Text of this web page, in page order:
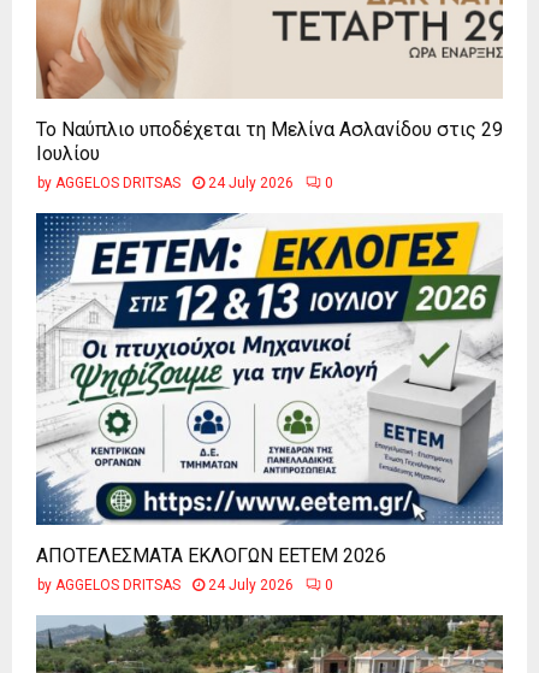
Το Ναύπλιο υποδέχεται τη Μελίνα Ασλανίδου στις 29
Ιουλίου
by AGGELOS DRITSAS 24 July 2026 0
ΑΠΟΤΕΛΕΣΜΑΤΑ ΕΚΛΟΓΩΝ ΕΕΤΕΜ 2026
by AGGELOS DRITSAS 24 July 2026 0